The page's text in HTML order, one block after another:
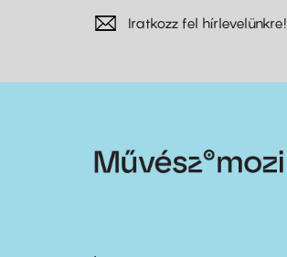
Iratkozz fel hírlevelünkre!